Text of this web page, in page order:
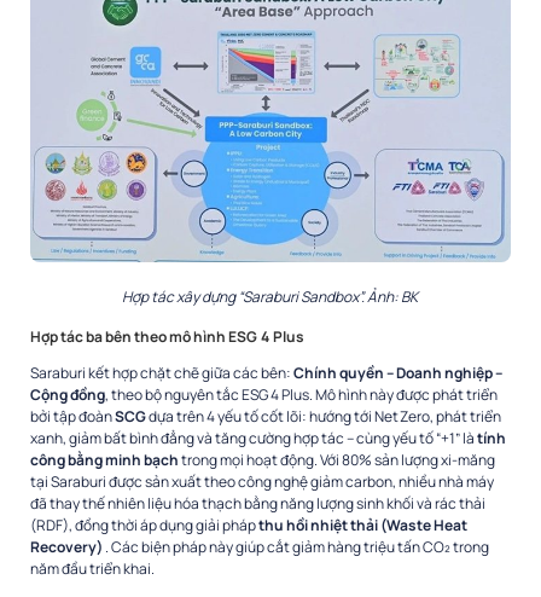
Hợp tác xây dựng “Saraburi Sandbox”. Ảnh: BK
Hợp tác ba bên theo mô hình ESG 4 Plus
Saraburi kết hợp chặt chẽ giữa các bên:Chính quyền – Doanh nghiệp –
Cộng đồng, theo bộ nguyên tắc ESG 4 Plus. Mô hình này được phát triển
bởi tập đoànSCGdựa trên 4 yếu tố cốt lõi: hướng tới Net Zero, phát triển
xanh, giảm bất bình đẳng và tăng cường hợp tác – cùng yếu tố “+1” làtính
công bằng minh bạchtrong mọi hoạt động. Với 80% sản lượng xi-măng
tại Saraburi được sản xuất theo công nghệ giảm carbon, nhiều nhà máy
đã thay thế nhiên liệu hóa thạch bằng năng lượng sinh khối và rác thải
(RDF), đồng thời áp dụng giải phápthu hồi nhiệt thải (Waste Heat
Recovery) . Các biện pháp này giúp cắt giảm hàng triệu tấn CO₂ trong
năm đầu triển khai.